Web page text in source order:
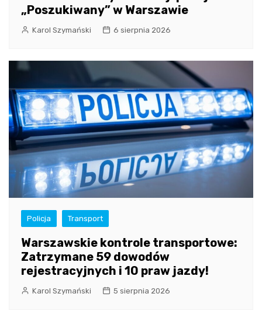
„Poszukiwany” w Warszawie
Karol Szymański 6 sierpnia 2026
Policja Transport
Warszawskie kontrole transportowe:
Zatrzymane 59 dowodów
rejestracyjnych i 10 praw jazdy!
Karol Szymański 5 sierpnia 2026